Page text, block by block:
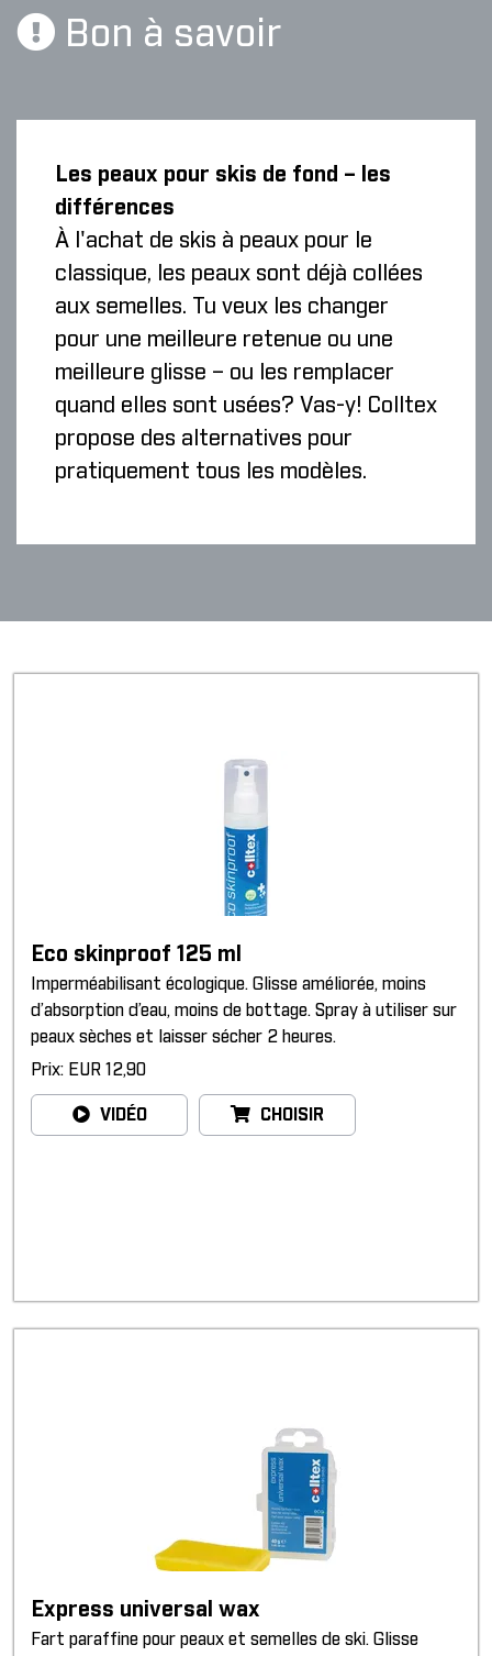
Bon à savoir
Les peaux pour skis de fond – les
différences
À l'achat de skis à peaux pour le
classique, les peaux sont déjà collées
aux semelles. Tu veux les changer
pour une meilleure retenue ou une
meilleure glisse – ou les remplacer
quand elles sont usées? Vas-y! Colltex
propose des alternatives pour
pratiquement tous les modèles.
Eco skinproof 125 ml
Imperméabilisant écologique. Glisse améliorée, moins
d’absorption d’eau, moins de bottage. Spray à utiliser sur
peaux sèches et laisser sécher 2 heures.
Prix: EUR 12,90
VIDÉO CHOISIR
Express universal wax
Fart paraffine pour peaux et semelles de ski. Glisse